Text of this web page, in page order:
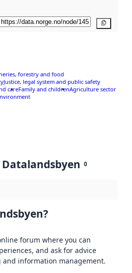
forestry and food
Justice, legal system and public safety
careFamily and childrenAgriculture sector
0
forum where you can
and ask for advice
information management.